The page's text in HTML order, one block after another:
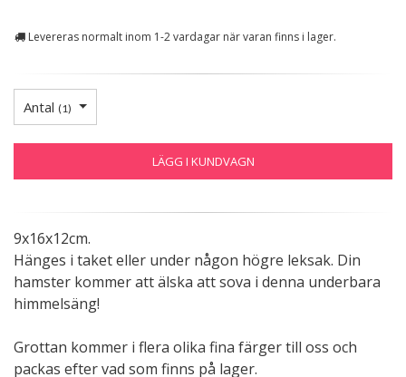
Levereras normalt inom 1-2 vardagar när varan finns i lager.
Antal (1)
LÄGG I KUNDVAGN
9x16x12cm.
Hänges i taket eller under någon högre leksak. Din
hamster kommer att älska att sova i denna underbara
himmelsäng!
Grottan kommer i flera olika fina färger till oss och
packas efter vad som finns på lager.